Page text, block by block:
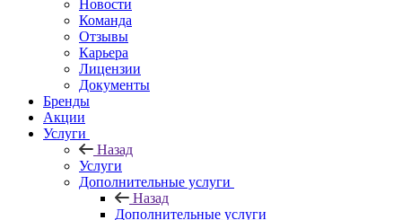
Новости
Команда
Отзывы
Карьера
Лицензии
Документы
Бренды
Акции
Услуги
Назад
Услуги
Дополнительные услуги
Назад
Дополнительные услуги